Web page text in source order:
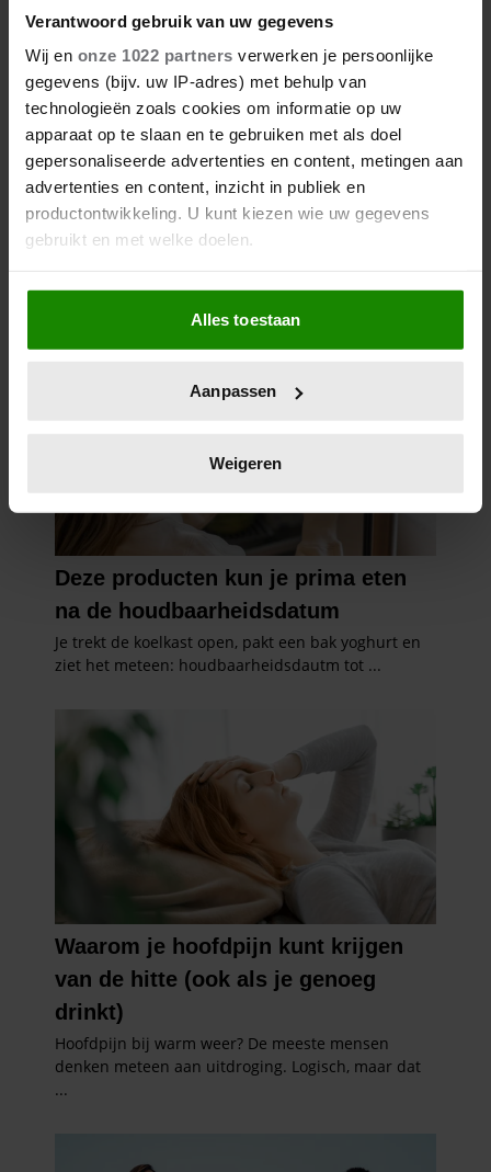
Verantwoord gebruik van uw gegevens
Wij en onze 1022 partners verwerken je persoonlijke
gegevens (bijv. uw IP-adres) met behulp van
technologieën zoals cookies om informatie op uw
apparaat op te slaan en te gebruiken met als doel
gepersonaliseerde advertenties en content, metingen aan
advertenties en content, inzicht in publiek en
productontwikkeling. U kunt kiezen wie uw gegevens
gebruikt en met welke doelen.
Als u het toestaat, willen we ook graag:
Informatie verzamelen over uw geografische
locatie, die tot een paar meter nauwkeurig kan zijn
scannen op specifieke eigenschappen (fingerprinting)
verwerkt en stel uw voorkeuren in het
intrekken in de Cookieverklaring.
personaliseren, om functies voor social media te bieden
en om ons websiteverkeer te analyseren. Ook delen we
informatie over uw gebruik van onze site met onze
partners voor social media, adverteren en analyse. Deze
informatie die u aan ze heeft verstrekt of die ze hebben
verzameld op basis van uw gebruik van hun services. U
gaat akkoord met onze cookies als u onze website blijft
gebruiken.
Alles toestaan
Aanpassen
Weigeren